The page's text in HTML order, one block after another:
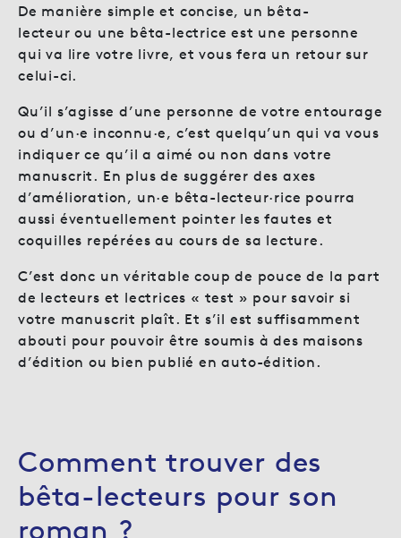
De manière simple et concise, un bêta-
lecteur ou une bêta-lectrice est une personne
qui va lire votre livre, et vous fera un retour sur
celui-ci.
Qu’il s’agisse d’une personne de votre entourage
ou d’un·e inconnu·e, c’est quelqu’un qui va vous
indiquer ce qu’il a aimé ou non dans votre
manuscrit. En plus de suggérer des axes
d’amélioration, un·e bêta-lecteur·rice pourra
aussi éventuellement pointer les fautes et
coquilles repérées au cours de sa lecture.
C’est donc un véritable coup de pouce de la part
de lecteurs et lectrices « test » pour savoir si
votre manuscrit plaît. Et s’il est suffisamment
abouti pour pouvoir être soumis à des maisons
d’édition ou bien publié en auto-édition.
Comment trouver des
bêta-lecteurs pour son
roman ?